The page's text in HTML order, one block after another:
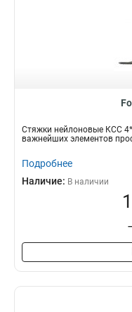
Стяжки нейлоновые КСС
важнейших элементов
Подробнее
Наличие: В наличии